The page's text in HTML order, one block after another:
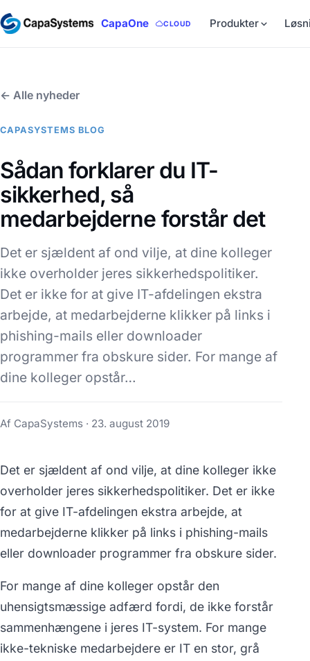
CapaOne CLOUD Produkter
← Alle nyheder
CAPASYSTEMS BLOG
Sådan forklarer du IT-
sikkerhed, så
medarbejderne forstår det
Det er sjældent af ond vilje, at dine kolleger
ikke overholder jeres sikkerhedspolitiker.
Det er ikke for at give IT-afdelingen ekstra
arbejde, at medarbejderne klikker på links i
phishing-mails eller downloader
programmer fra obskure sider. For mange af
dine kolleger opstår…
Af CapaSystems · 23. august 2019
Det er sjældent af ond vilje, at dine kolleger ikke
overholder jeres sikkerhedspolitiker. Det er ikke
for at give IT-afdelingen ekstra arbejde, at
medarbejderne klikker på links i phishing-mails
eller downloader programmer fra obskure sider.
For mange af dine kolleger opstår den
uhensigtsmæssige adfærd fordi, de ikke forstår
sammenhængene i jeres IT-system. For mange
ikke-tekniske medarbejdere er IT en stor, grå